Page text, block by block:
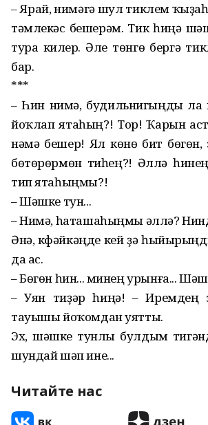
– Ярай, нимәгә шул тиклем
тәмлекәс бешерәм. Тик һиңә
тура килер. Әле төнгө бергә
бар.
***
– Һин нимә, будильнигыңды ла
йоҡлап ятаһың?! Тор! Ҡарын
нәмә бешер! Ял көнө бит бөгөн,
бөтөрөрмөн тиһең?! Әллә
тип ятаһыңмы?!
– Шәшке тун...
– Нимә, һаташаһыңмы әллә?
Әнә, күфәйкәңде кей ҙә
да ас.
– Бөгөн һин... минең урынға...
– Уян тиҙәр һиңә! – Иремдең
тауышы йоҡомдан уятты.
Эх, шәшке тунлы булдым
шундай шәп ине...
Читайте нас